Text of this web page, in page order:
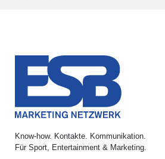
Know-how. Kontakte. Kommunikation.
Für Sport, Entertainment & Marketing.